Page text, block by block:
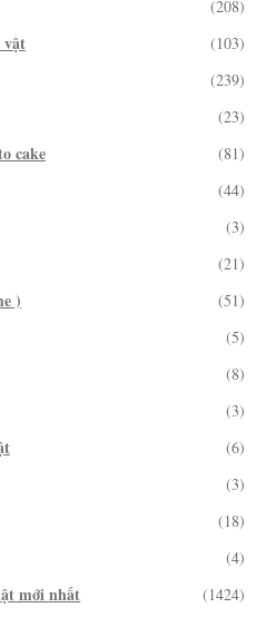
(208)
vật (103)
(239)
(23)
cake (81)
(44)
(3)
(21)
) (51)
(5)
(8)
(3)
(6)
(3)
(18)
(4)
mới nhất (1424)